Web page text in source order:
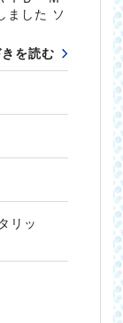
ました ソ
を読む
リッ